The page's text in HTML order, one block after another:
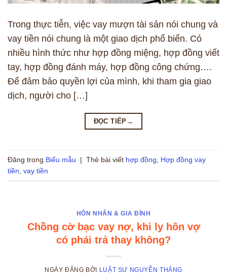
Trong thực tiễn, việc vay mượn tài sản nói chung và
vay tiền nói chung là một giao dịch phổ biến. Có
nhiều hình thức như hợp đồng miệng, hợp đồng viết
tay, hợp đồng đánh máy, hợp đồng công chứng….
Để đảm bảo quyền lợi của mình, khi tham gia giao
dịch, người cho […]
ĐỌC TIẾP →
Đăng trong Biểu mẫu | Thẻ bài viết hợp đồng
Hợp đồng vay
tiền vay tiền
HÔN NHÂN & GIA ĐÌNH
Chồng cờ bạc vay nợ, khi ly hôn vợ
có phải trả thay không?
NGÀY ĐĂNG BỞI LUẬT SƯ NGUYỄN THẮNG